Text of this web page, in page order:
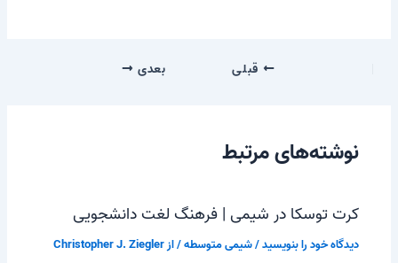
قبلی بعدی
نوشته‌های مرتبط
کرت توسکا در شیمی | فرهنگ لغت دانشجویی
دیدگاه‌ خود را بنویسید/شیمی متوسطه/ ازChristopher J. Ziegler